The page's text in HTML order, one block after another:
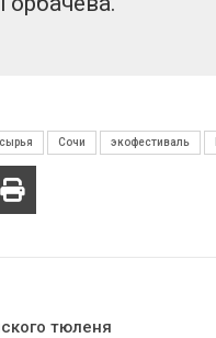
Сочи экофестиваль
тюленя